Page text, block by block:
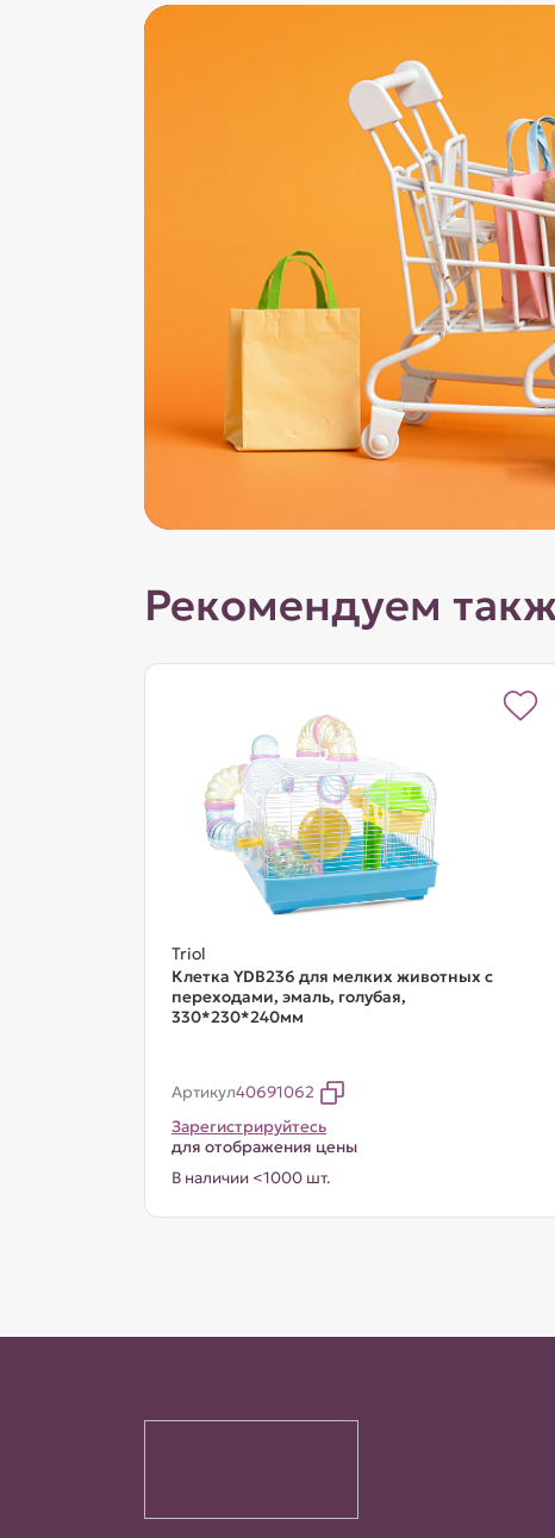
Рекомендуем
Triol
Клетка YDB236 для мелких животных с
переходами, эмаль, голубая,
330*230*240мм
Артикул40691062
Зарегистрируйтесь
для отображения цены
В наличии <1000 шт.